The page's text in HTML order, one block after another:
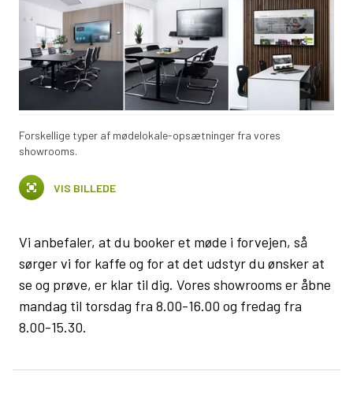
Forskellige typer af mødelokale-opsætninger fra vores
showrooms.
VIS BILLEDE
Vi anbefaler, at du booker et møde i forvejen, så
sørger vi for kaffe og for at det udstyr du ønsker at
se og prøve, er klar til dig. Vores showrooms er åbne
mandag til torsdag fra 8.00-16.00 og fredag fra
8.00-15.30.